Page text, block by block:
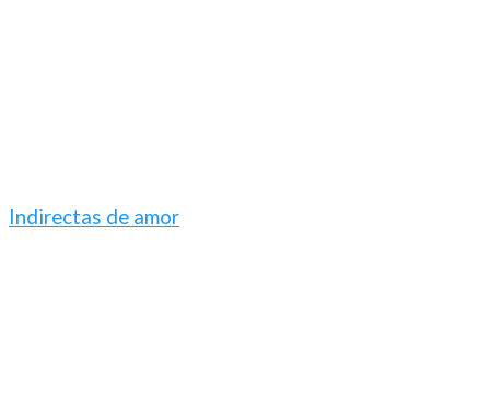
Indirectas de amor